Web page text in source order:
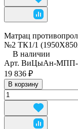
Матрац
№2 ТК1/1
В наличии
Арт. ВиЦыАн-МПП-
19 836 ₽
В корзину